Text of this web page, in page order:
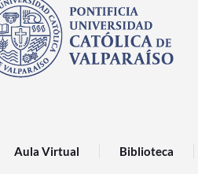
Aula Virtual Biblioteca